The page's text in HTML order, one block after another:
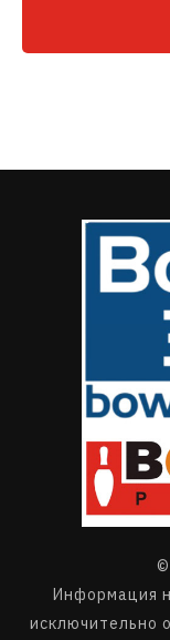
©
Информация
исключительно